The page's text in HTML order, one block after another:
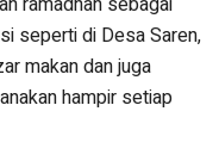
seperti di Desa Saren,
makan dan juga
hampir setiap